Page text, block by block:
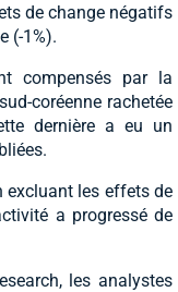
de change négatifs
(-1%).
compensés par la
coréenne rachetée
dernière a eu un
excluant les effets de
a progressé de
les analystes